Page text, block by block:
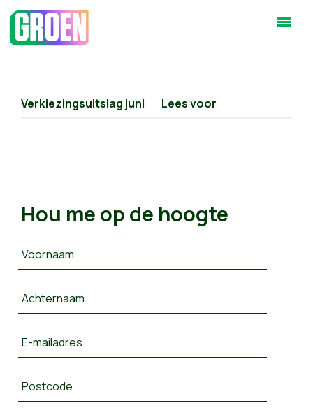
Verkiezingsuitslag juni Lees voor
Hou me op de hoogte
Voornaam
Achternaam
E-mailadres
Postcode